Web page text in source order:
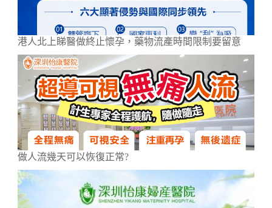
港人北上睇醫做終止懷孕，藥物流產時間限制要留意
做人流幾天可以恢復正常?